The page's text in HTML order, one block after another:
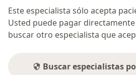
Este especialista sólo acepta
Usted puede pagar
buscar otro especialista que
Buscar especialistas